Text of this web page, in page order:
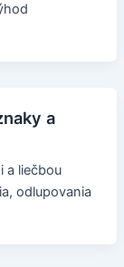
a
a liečbou
odlupovania